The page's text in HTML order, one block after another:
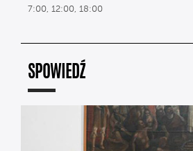
7:00, 12:00, 18:00
SPOWIEDŹ